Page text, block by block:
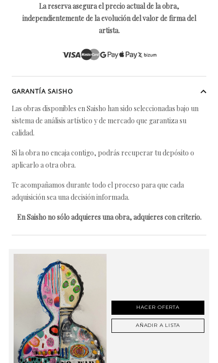
La reserva asegura el precio actual de la obra,
independientemente de la evolución del valor de firma del
artista.
GARANTÍA SAISHO
Las obras disponibles en Saisho han sido seleccionadas bajo un
sistema de análisis artístico y de mercado que garantiza su
calidad.
Si la obra no encaja contigo, podrás recuperar tu depósito o
aplicarlo a otra obra.
Te acompañamos durante todo el proceso para que cada
adquisición sea una decisión informada.
En Saisho no sólo adquieres una obra, adquieres con criterio.
HACER OFERTA
AÑADIR A LISTA